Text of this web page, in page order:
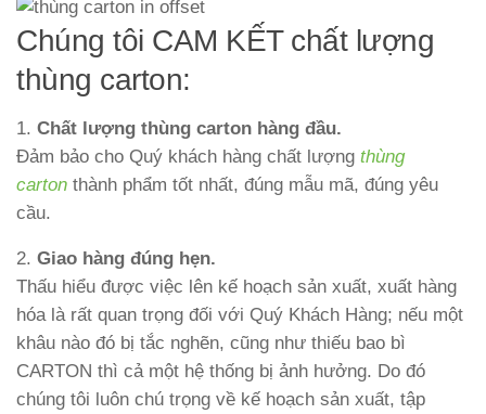
Chúng tôi CAM KẾT chất lượng
thùng carton:
1. Chất lượng thùng carton hàng đầu.
Đảm bảo cho Quý khách hàng chất lượng thùng
carton thành phẩm tốt nhất, đúng mẫu mã, đúng yêu
cầu.
2. Giao hàng đúng hẹn.
Thấu hiểu được việc lên kế hoạch sản xuất, xuất hàng
hóa là rất quan trọng đối với Quý Khách Hàng; nếu một
khâu nào đó bị tắc nghẽn, cũng như thiếu bao bì
CARTON thì cả một hệ thống bị ảnh hưởng. Do đó
chúng tôi luôn chú trọng về kế hoạch sản xuất, tập